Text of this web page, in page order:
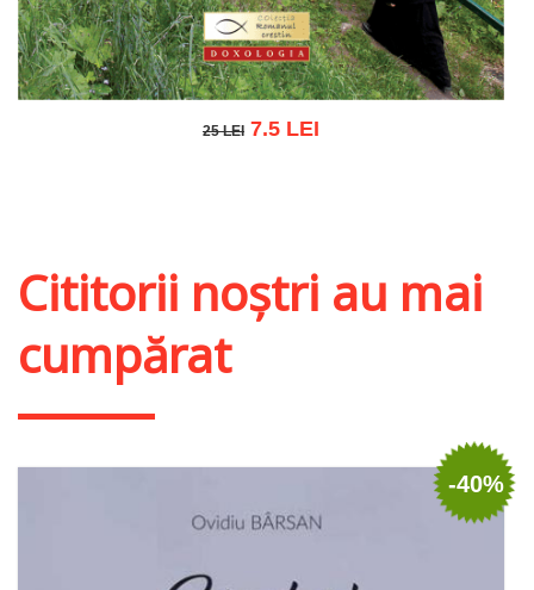
25 LEI
25 LEI 7.5 LEI
Cititorii noștri au mai
cumpărat
-40%